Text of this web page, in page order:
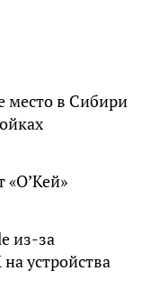
место в Сибири
«О’Кей»
из-за
устройства